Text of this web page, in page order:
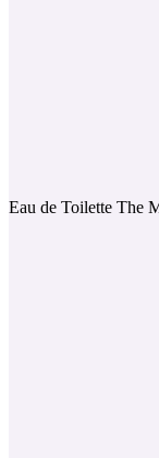
Eau de Toilette The